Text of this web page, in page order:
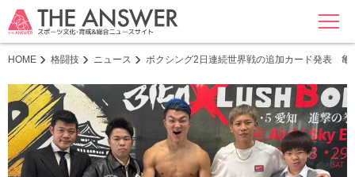
MENU
HOME 格闘技 ニュース ボクシング2日連続世界戦の追加カード発表 亀